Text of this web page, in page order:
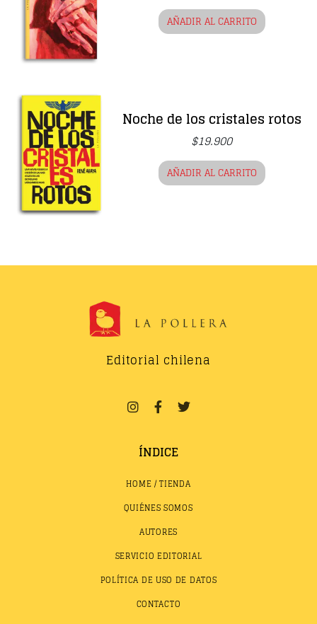
AÑADIR AL CARRITO
Noche de los cristales rotos
$19.900
AÑADIR AL CARRITO
Editorial chilena
ÍNDICE
HOME / TIENDA
QUIÉNES SOMOS
AUTORES
SERVICIO EDITORIAL
POLÍTICA DE USO DE DATOS
CONTACTO